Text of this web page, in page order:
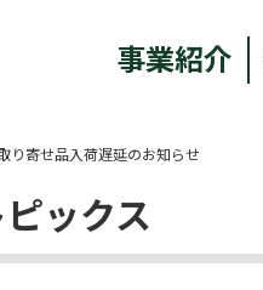
事業紹介
り寄せ品入荷遅延のお知らせ
ックス